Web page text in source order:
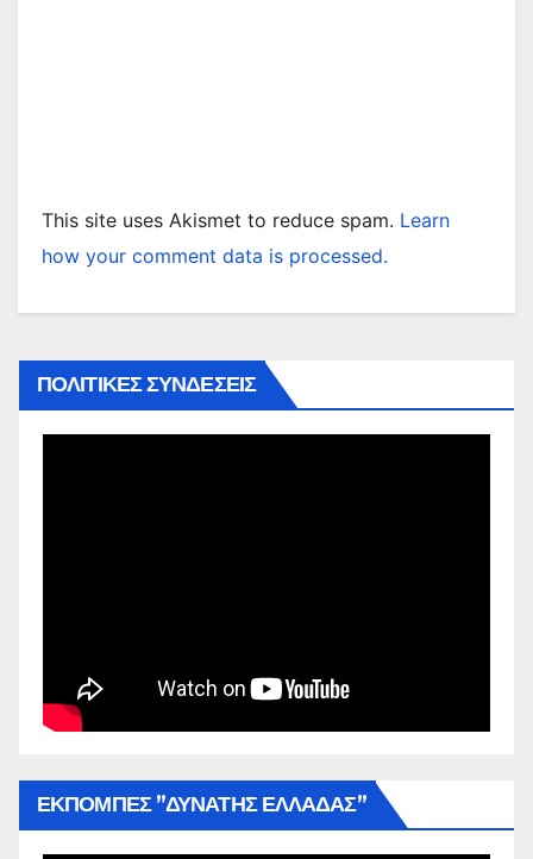
This site uses Akismet to reduce spam. Learn
how your comment data is processed.
ΠΟΛΙΤΙΚΕΣ ΣΥΝΔΕΣΕΙΣ
ΕΚΠΟΜΠΕΣ ”ΔΥΝΑΤΗΣ ΕΛΛΑΔΑΣ”